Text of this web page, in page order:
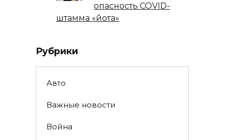
опасность COVID-
штамма «йота»
Рубрики
Авто
Важные новости
Война